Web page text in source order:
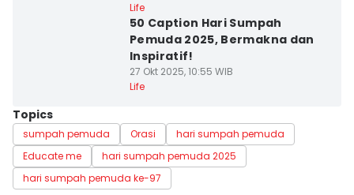
Life
50 Caption Hari Sumpah
Pemuda 2025, Bermakna dan
Inspiratif!
27 Okt 2025, 10:55 WIB
Life
Topics
sumpah pemuda Orasi
hari sumpah pemuda
Educate me
hari sumpah pemuda 2025
hari sumpah pemuda ke-97